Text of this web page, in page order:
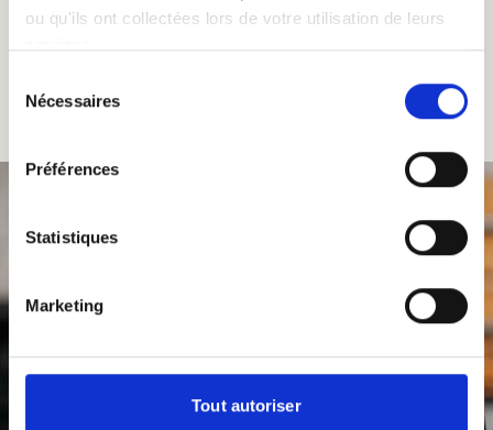
ou qu'ils ont collectées lors de votre utilisation de leurs
Nécessaires
Préférences
Statistiques
Marketing
Tout autoriser